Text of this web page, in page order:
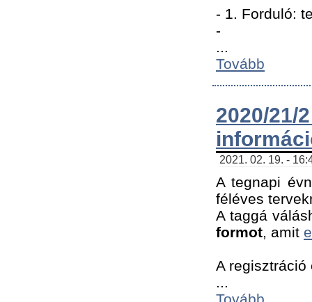
- 1. Forduló:
-
...
Tovább
2020/
2021. 02. 19. -
A tegnapi
féléves
A taggá
formot, amit
A
...